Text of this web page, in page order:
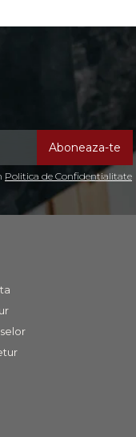
Politica de Confidentialitate